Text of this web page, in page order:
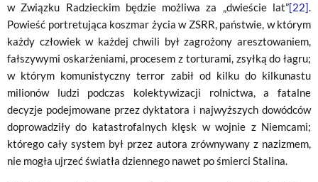
w Związku Radzieckim będzie możliwa za „dwieście lat”[22].
Powieść portretująca koszmar życia w ZSRR, państwie, w którym
każdy człowiek w każdej chwili był zagrożony aresztowaniem,
fałszywymi oskarżeniami, procesem z torturami, zsyłką do łagru;
w którym komunistyczny terror zabił od kilku do kilkunastu
milionów ludzi podczas kolektywizacji rolnictwa, a fatalne
decyzje podejmowane przez dyktatora i najwyższych dowódców
doprowadziły do katastrofalnych klęsk w wojnie z Niemcami;
którego cały system był przez autora zrównywany z nazizmem,
nie mogła ujrzeć światła dziennego nawet po śmierci Stalina.